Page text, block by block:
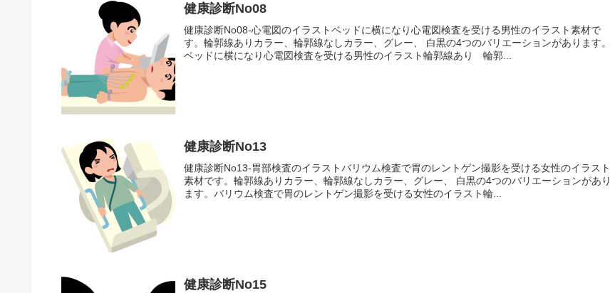
健康診断No08
健康診断No08-心電図のイラストベッドに横になり心電図検査を受ける男性のイラスト素材で
す。輪郭線ありカラー、輪郭線なしカラー、グレー、 白黒の4つのバリエーションがあります。
ベッドに横になり心電図検査を受ける男性のイラスト輪郭線あり 輪郭...
健康診断No13
健康診断No13-胃部検査のイラストバリウム検査で胃のレントゲン撮影を受ける女性のイラスト
素材です。輪郭線ありカラー、輪郭線なしカラー、グレー、 白黒の4つのバリエーションがあり
ます。バリウム検査で胃のレントゲン撮影を受ける女性のイラスト輪...
健康診断No15